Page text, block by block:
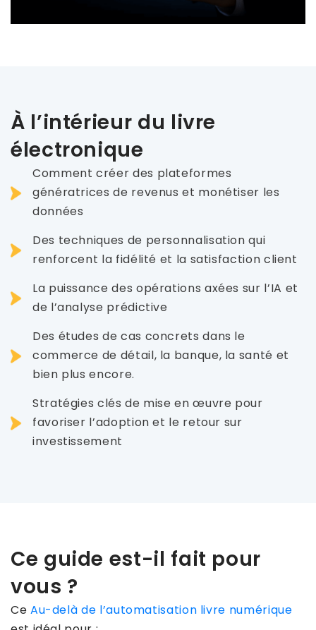
À l’intérieur du livre
électronique
Comment créer des plateformes
génératrices de revenus et monétiser les
données
Des techniques de personnalisation qui
renforcent la fidélité et la satisfaction client
La puissance des opérations axées sur l’IA et
de l’analyse prédictive
Des études de cas concrets dans le
commerce de détail, la banque, la santé et
bien plus encore.
Stratégies clés de mise en œuvre pour
favoriser l’adoption et le retour sur
investissement
Ce guide est-il fait pour
vous ?
Ce Au-delà de l’automatisation livre numérique